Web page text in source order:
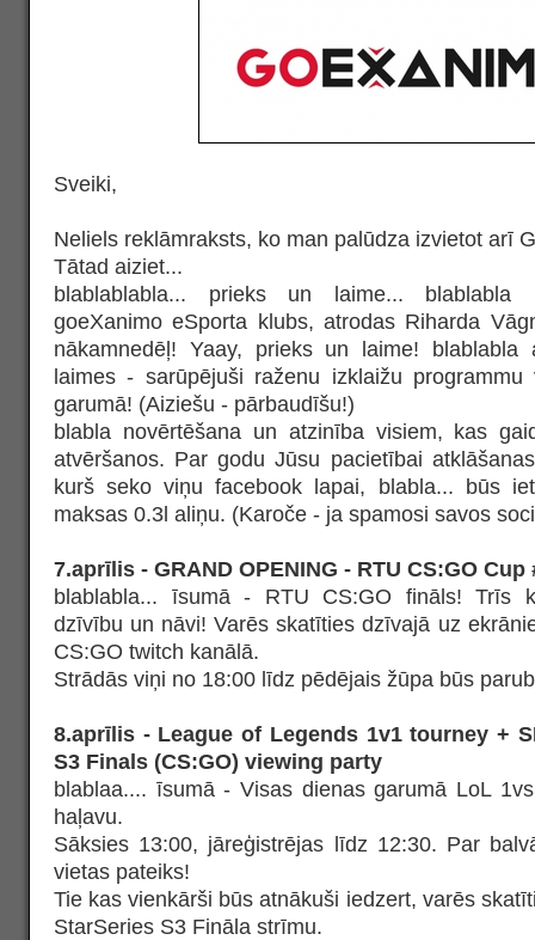
Sveiki,
Neliels reklāmraksts, ko man palūdza izvietot arī
Tātad aiziet...
blablablabla... prieks un laime... blablabla
goeXanimo eSporta klubs, atrodas Riharda
nākamnedēļ! Yaay, prieks un laime!
laimes - sarūpējuši raženu izklaižu programmu
garumā! (Aiziešu - pārbaudīšu!)
blabla novērtēšana un atzinība visiem, kas
atvēršanos. Par godu Jūsu pacietībai
kurš seko viņu facebook lapai, blabla... būs
maksas 0.3l aliņu. (Karoče - ja spamosi savos
7.aprīlis - GRAND OPENING - RTU CS:GO
blablabla... īsumā - RTU CS:GO fināls! Trīs
dzīvību un nāvi! Varēs skatīties dzīvajā uz
CS:GO twitch kanālā.
Strādās viņi no 18:00 līdz pēdējais žūpa būs
8.aprīlis - League of Legends 1v1 tourney +
S3 Finals (CS:GO) viewing party
blablaa.... īsumā - Visas dienas garumā LoL
haļavu.
Sāksies 13:00, jāreģistrējas līdz 12:30. Par
vietas pateiks!
Tie kas vienkārši būs atnākuši iedzert, varēs
StarSeries S3 Fināla strīmu.